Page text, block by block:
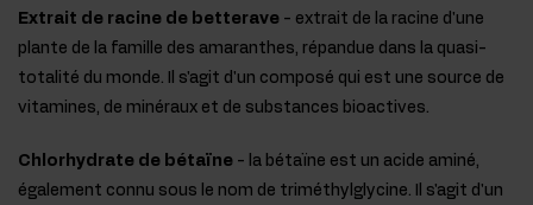
Extrait de racine de betterave - extrait de la racine d'une
plante de la famille des amaranthes, répandue dans la quasi-
totalité du monde. Il s'agit d'un composé qui est une source de
vitamines, de minéraux et de substances bioactives.
Chlorhydrate de bétaïne - la bétaïne est un acide aminé,
également connu sous le nom de triméthylglycine. Il s'agit d'un